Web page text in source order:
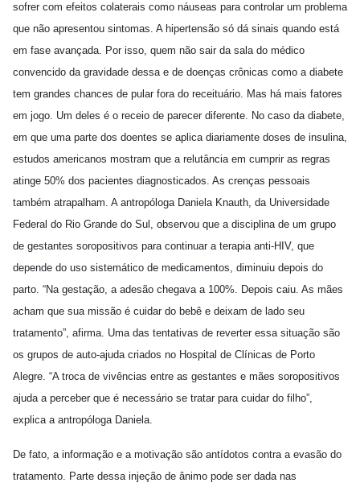
sofrer com efeitos colaterais como náuseas para controlar um problema
que não apresentou sintomas. A hipertensão só dá sinais quando está
em fase avançada. Por isso, quem não sair da sala do médico
convencido da gravidade dessa e de doenças crônicas como a diabete
tem grandes chances de pular fora do receituário. Mas há mais fatores
em jogo. Um deles é o receio de parecer diferente. No caso da diabete,
em que uma parte dos doentes se aplica diariamente doses de insulina,
estudos americanos mostram que a relutância em cumprir as regras
atinge 50% dos pacientes diagnosticados. As crenças pessoais
também atrapalham. A antropóloga Daniela Knauth, da Universidade
Federal do Rio Grande do Sul, observou que a disciplina de um grupo
de gestantes soropositivos para continuar a terapia anti-HIV, que
depende do uso sistemático de medicamentos, diminuiu depois do
parto. “Na gestação, a adesão chegava a 100%. Depois caiu. As mães
acham que sua missão é cuidar do bebê e deixam de lado seu
tratamento”, afirma. Uma das tentativas de reverter essa situação são
os grupos de auto-ajuda criados no Hospital de Clínicas de Porto
Alegre. “A troca de vivências entre as gestantes e mães soropositivos
ajuda a perceber que é necessário se tratar para cuidar do filho”,
explica a antropóloga Daniela.
De fato, a informação e a motivação são antídotos contra a evasão do
tratamento. Parte dessa injeção de ânimo pode ser dada nas